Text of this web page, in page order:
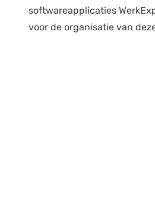
softwareapplicaties
voor de organisatie van